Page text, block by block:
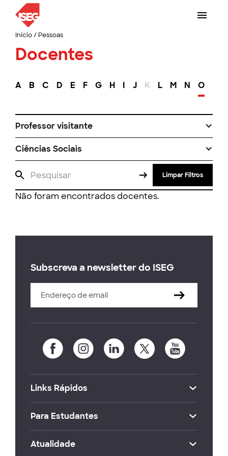
Início/ Pessoas
Docentes
A B C D E F G H I J K L M N O
Professor visitante
Ciências Sociais
Limpar Filtros
Não foram encontrados docentes.
Subscreva a newsletter do ISEG
Links Rápidos
Para Estudantes
Atualidade